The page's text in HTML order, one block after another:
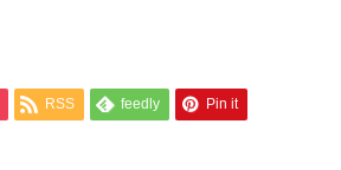
RSS feedly Pin it